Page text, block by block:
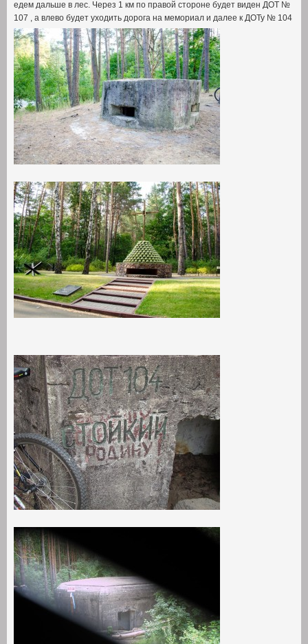
едем дальше в лес. Через 1 км по правой стороне будет виден ДОТ №
107 , а влево будет уходить дорога на мемориал и далее к ДОТу № 104